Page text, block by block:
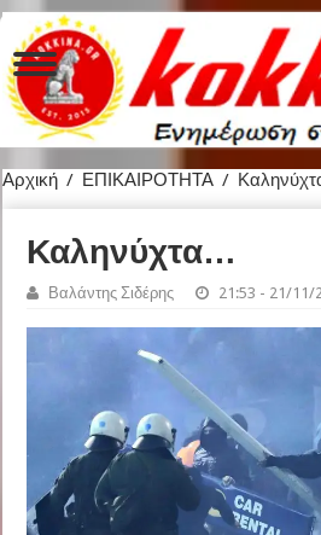
Αρχική / ΕΠΙΚΑΙΡΟΤΗΤΑ /
Καληνύχτα…
Βαλάντης Σιδέρης 21:53 - 21/11/